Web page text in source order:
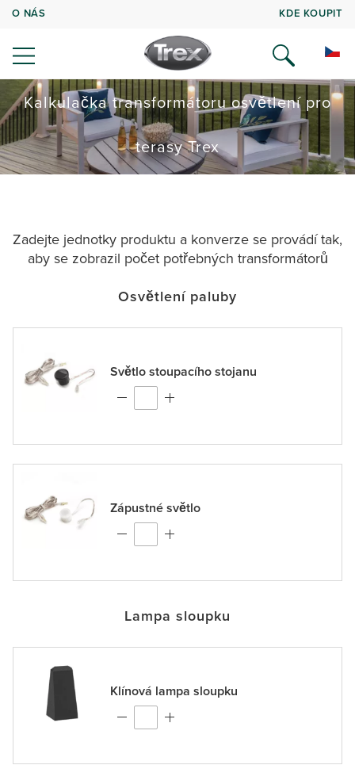
O NÁS KDE KOUPIT
Kalkulačka transformátoru osvětlení pro
terasy Trex
Zadejte jednotky produktu a konverze se provádí tak,
aby se zobrazil počet potřebných transformátorů
Osvětlení paluby
Světlo stoupacího stojanu
Zápustné světlo
Lampa sloupku
Klínová lampa sloupku